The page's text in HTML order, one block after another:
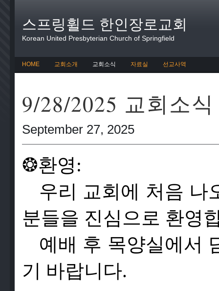
스프링휠드 한인장로교회
Korean United Presbyterian Church of Springfield
HOME 교회소개 교회소식 자료실 선교사역
9/28/2025 교회소식
September 27, 2025
❂환영:
우리 교회에 처음 나
분들을 진심으로 환영
예배 후 목양실에서
기 바랍니다.